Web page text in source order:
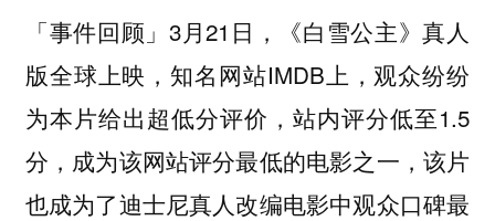
「事件回顾」 3月21日，《白雪公主》真人
版全球上映，知名网站IMDB上，观众纷纷
为本片给出超低分评价，站内评分低至1.5
分，成为该网站评分最低的电影之一，该片
也成为了迪士尼真人改编电影中观众口碑最